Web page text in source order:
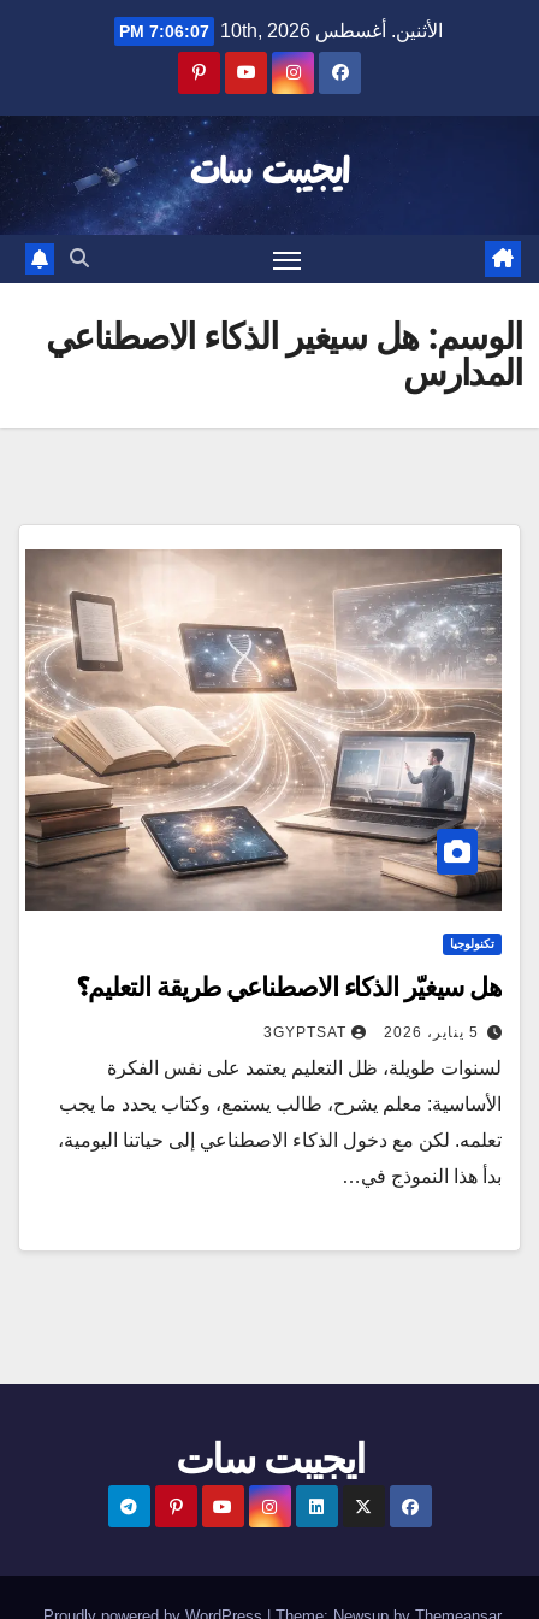
الأثنين. أغسطس 10th, 2026 7:06:08 PM
ايجيبت سات
الوسم:هل سيغير الذكاء الاصطناعي
المدارس
تكنولوجيا
هل سيغيّر الذكاء الاصطناعي طريقة التعليم؟
5 يناير، 2026 3GYPTSAT
لسنوات طويلة، ظل التعليم يعتمد على نفس الفكرة
الأساسية: معلم يشرح، طالب يستمع، وكتاب يحدد ما يجب
تعلمه. لكن مع دخول الذكاء الاصطناعي إلى حياتنا اليومية،
بدأ هذا النموذج في…
ايجيبت سات